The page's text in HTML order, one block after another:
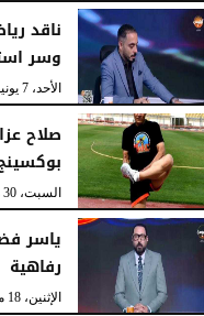
ناقد
وسر
الأحد، 7 يونيو 2026
صلاح
السبت، 30 مايو 2026
ياسر
رفاهية
الإثنين، 18 مايو 2026